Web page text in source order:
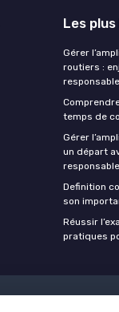
Les plus
Gérer
routiers :
temps de
Gérer
un départ
Definition
son
Réussir
pratiques